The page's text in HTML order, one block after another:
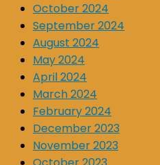
October 2024
September 2024
August 2024
May 2024
April 2024
March 2024
February 2024
December 2023
November 2023